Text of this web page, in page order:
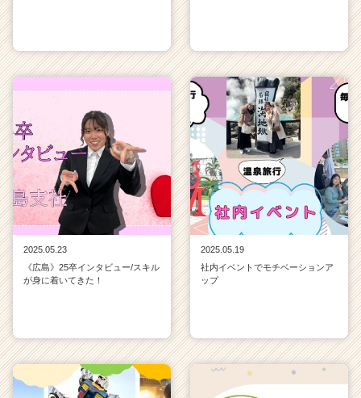
2025.05.23
《広島》25卒インタビュー/スキル
が身に着いてきた！
2025.05.19
社内イベントでモチベーションア
ップ